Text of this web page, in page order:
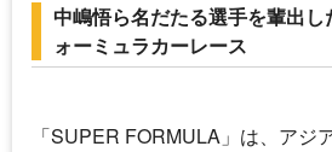
中嶋悟ら名だたる選手を輩出
ォーミュラカーレース
「SUPER FORMULA」は、アジ